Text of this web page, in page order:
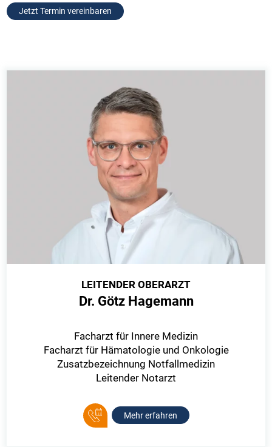
Jetzt Termin vereinbaren
LEITENDER OBERARZT
Dr. Götz Hagemann
Facharzt für Innere Medizin
Facharzt für Hämatologie und Onkologie
Zusatzbezeichnung Notfallmedizin
Leitender Notarzt
Mehr erfahren